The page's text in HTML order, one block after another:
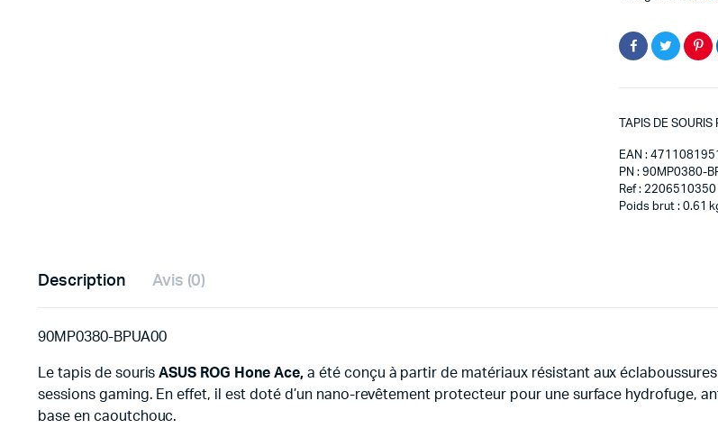
TAPIS DE
EAN :
PN : 90MP0380-
Ref : 2206510350
Poids brut : 0.61
Description Avis (0)
90MP0380-BPUA00
Le tapis de sourisASUS ROG Hone Ace, a été conçu à partir de matériaux résistant aux
sessions gaming. En effet, il est doté d’un nano-revêtement protecteur pour une surface hydrofuge,
base en caoutchouc.